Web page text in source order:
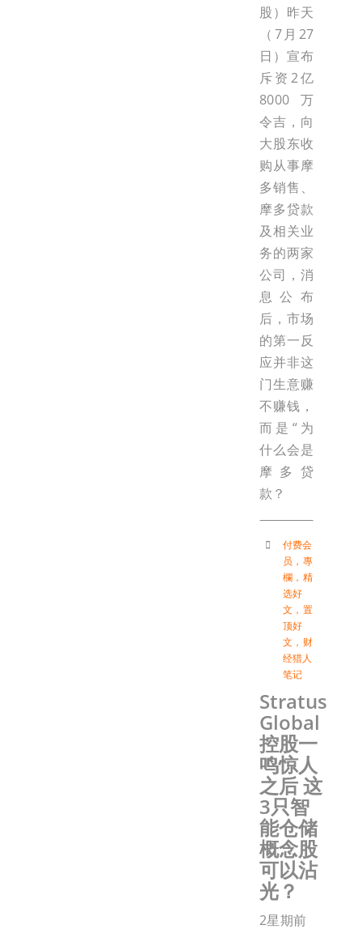
股）昨天
（7月27
日）宣布
斥资2亿
8000万
令吉，向
大股东收
购从事摩
多销售、
摩多贷款
及相关业
务的两家
公司，消
息公布
后，市场
的第一反
应并非这
门生意赚
不赚钱，
而是“为
什么会是
摩多贷
款？
付费会
员 ， 專
欄 ， 精
选好
文 ， 置
顶好
文 ， 财
经猎人
笔记
Stratus
Global
控股一
鸣惊人
之后 这
3只智
能仓储
概念股
可以沾
光？
2星期前